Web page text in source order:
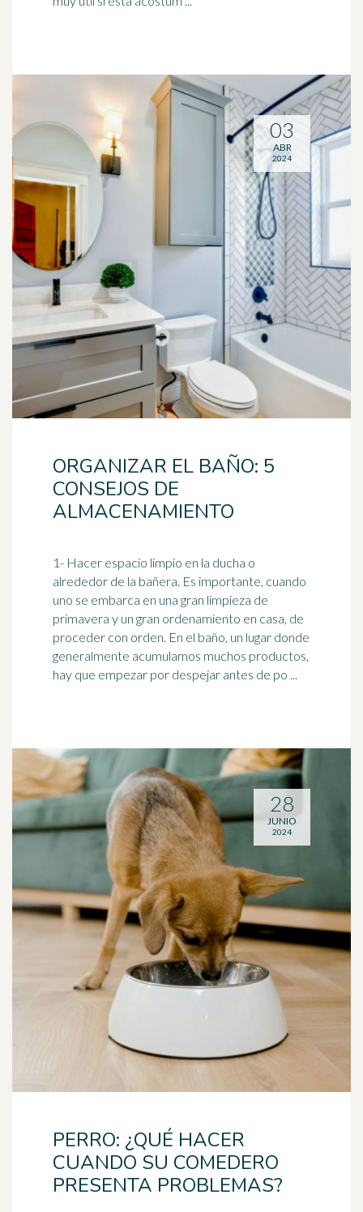
ORGANIZAR EL BAÑO: 5
CONSEJOS DE
ALMACENAMIENTO
1- Hacer espacio limpio en la ducha o
alrededor de la bañera. Es importante, cuando
uno se embarca en una gran limpieza de
primavera y un gran ordenamiento en casa, de
proceder con orden. En el baño, un lugar donde
generalmente acumulamos muchos productos,
hay que empezar por despejar antes de po ...
03
ABR
2024
PERRO: ¿QUÉ HACER
CUANDO SU COMEDERO
PRESENTA PROBLEMAS?
28
JUNIO
2024